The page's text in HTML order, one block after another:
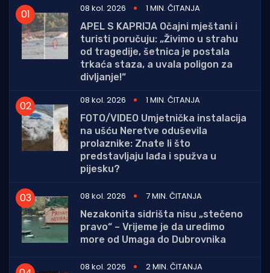
08 kol. 2026
1 MIN. ČITANJA
APEL S KAPRIJA Očajni mještani i
turisti poručuju: „Živimo u strahu
od tragedije, šetnica je postala
trkaća staza, a uvala poligon za
divljanje!“
08 kol. 2026
1 MIN. ČITANJA
FOTO/VIDEO Umjetnička instalacija
na ušću Neretve oduševila
prolaznike: Znate li što
predstavljaju lađa i spužva u
pijesku?
08 kol. 2026
7 MIN. ČITANJA
Nezakonita sidrišta nisu „stečeno
pravo“ – Vrijeme je da uredimo
more od Umaga do Dubrovnika
08 kol. 2026
2 MIN. ČITANJA